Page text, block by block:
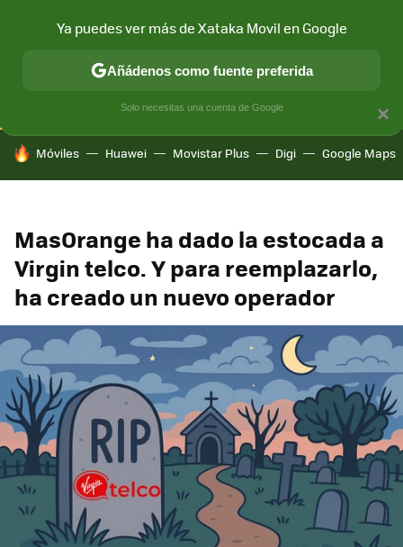
CONECTIVIDAD MÓVIL Y SOCIEDAD APLICACIONES
HOY SE HABLA DE
Móviles Huawei Movistar Plus Digi Google Maps
MasOrange ha dado la estocada a
Virgin telco. Y para reemplazarlo,
ha creado un nuevo operador
×
Ya puedes ver más de Xataka Movil en Google
Añádenos como fuente preferida
Solo necesitas una cuenta de Google